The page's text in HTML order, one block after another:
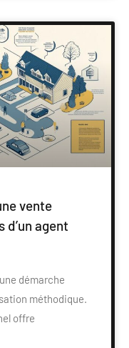
vente
agent
démarche
méthodique.
offre